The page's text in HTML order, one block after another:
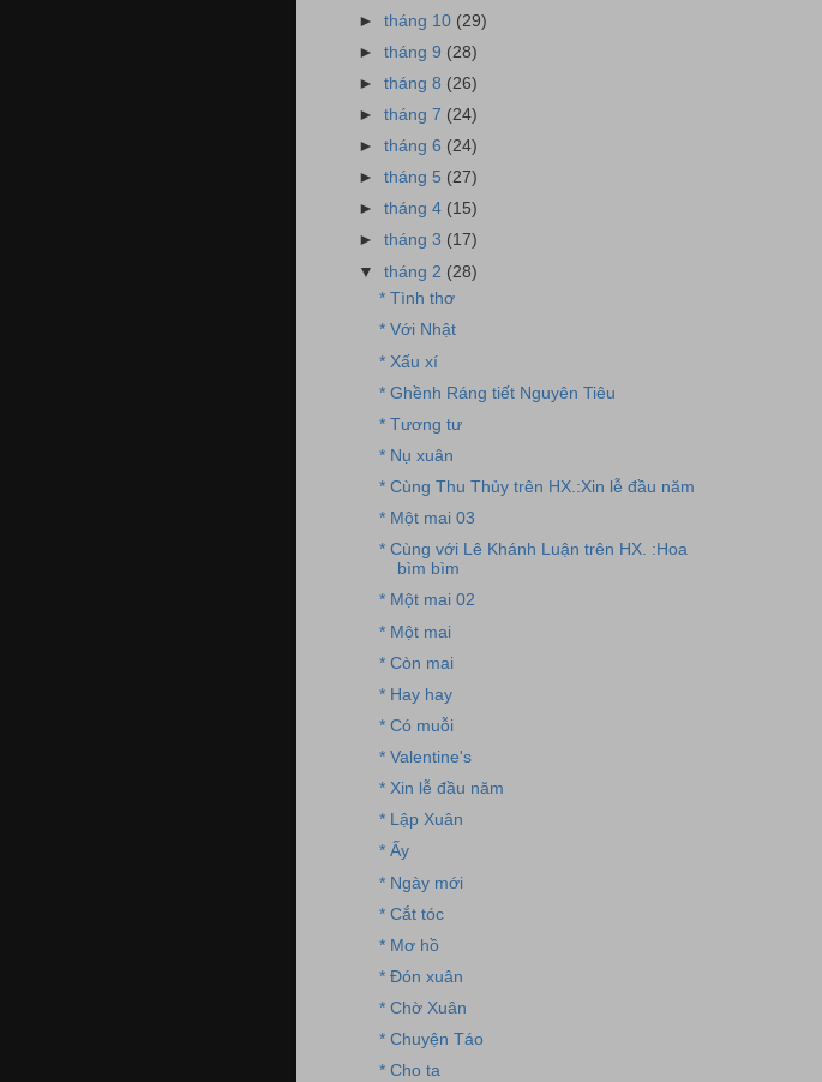
►tháng 10 (29)
►tháng 9 (28)
►tháng 8 (26)
►tháng 7 (24)
►tháng 6 (24)
►tháng 5 (27)
►tháng 4 (15)
►tháng 3 (17)
▼tháng 2 (28)
* Tình thơ
* Với Nhật
* Xấu xí
* Ghềnh Ráng tiết Nguyên Tiêu
* Tương tư
* Nụ xuân
* Cùng Thu Thủy trên HX.:Xin lễ đầu năm
* Một mai 03
* Cùng với Lê Khánh Luận trên HX. :Hoa
bìm bìm
* Một mai 02
* Một mai
* Còn mai
* Hay hay
* Có muỗi
* Valentine's
* Xin lễ đầu năm
* Lập Xuân
* Ấy
* Ngày mới
* Cắt tóc
* Mơ hồ
* Đón xuân
* Chờ Xuân
* Chuyện Táo
* Cho ta